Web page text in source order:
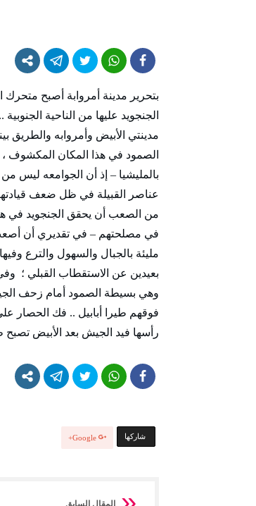
الجنجويد عليها من الناحية
مدينتي الأبيض وأمروابه والطريق
الصمود في هذا المكان المكشوف ،
بالمليشيا – إذ أن الجوامعه ليس
عناصر القبيلة في ظل ضعف
من الصعب أن يحقق الجنجويد في
في مصلحتهم – في تقديري أن أصعب
مليئة بالجبال والسهول والترع
بعيدين عن الاستقطاب القبلي ؛
وهي بسيطة الصمود أمام زحف
فوقهم طيرا أبابيل .. فك الحصار
رأسها فيد الجيش بعد الأبيض تصبح
‫‫ شاركها‬ Google+